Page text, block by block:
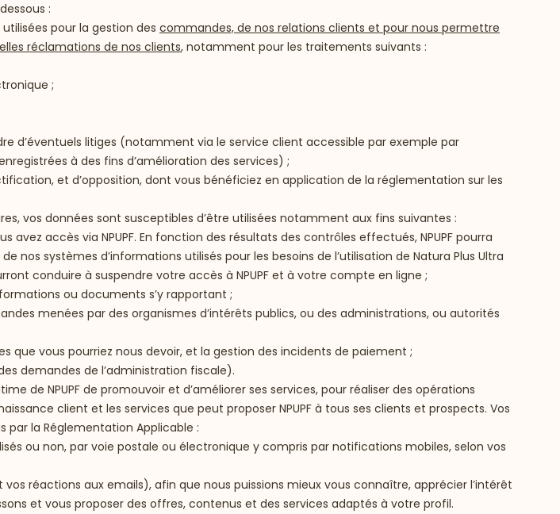
:
pour la gestion des commandes, de nos relations clients et pour nous permettre
réclamations de nos clients, notamment pour les traitements suivants :
;
d’éventuels litiges (notamment via le service client accessible par exemple par
à des fins d’amélioration des services) ;
et d’opposition, dont vous bénéficiez en application de la réglementation sur les
vos données sont susceptibles d’être utilisées notamment aux fins suivantes :
accès via NPUPF. En fonction des résultats des contrôles effectués, NPUPF pourra
systèmes d’informations utilisés pour les besoins de l’utilisation de Natura Plus Ultra
conduire à suspendre votre accès à NPUPF et à votre compte en ligne ;
ou documents s’y rapportant ;
menées par des organismes d’intérêts publics, ou des administrations, ou autorités
vous pourriez nous devoir, et la gestion des incidents de paiement ;
demandes de l’administration fiscale).
de NPUPF de promouvoir et d’améliorer ses services, pour réaliser des opérations
client et les services que peut proposer NPUPF à tous ses clients et prospects. Vos
par la Réglementation Applicable :
ou non, par voie postale ou électronique y compris par notifications mobiles, selon vos
réactions aux emails), afin que nous puissions mieux vous connaître, apprécier l’intérêt
et vous proposer des offres, contenus et des services adaptés à votre profil.